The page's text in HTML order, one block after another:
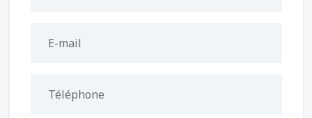
E-mail
Téléphone